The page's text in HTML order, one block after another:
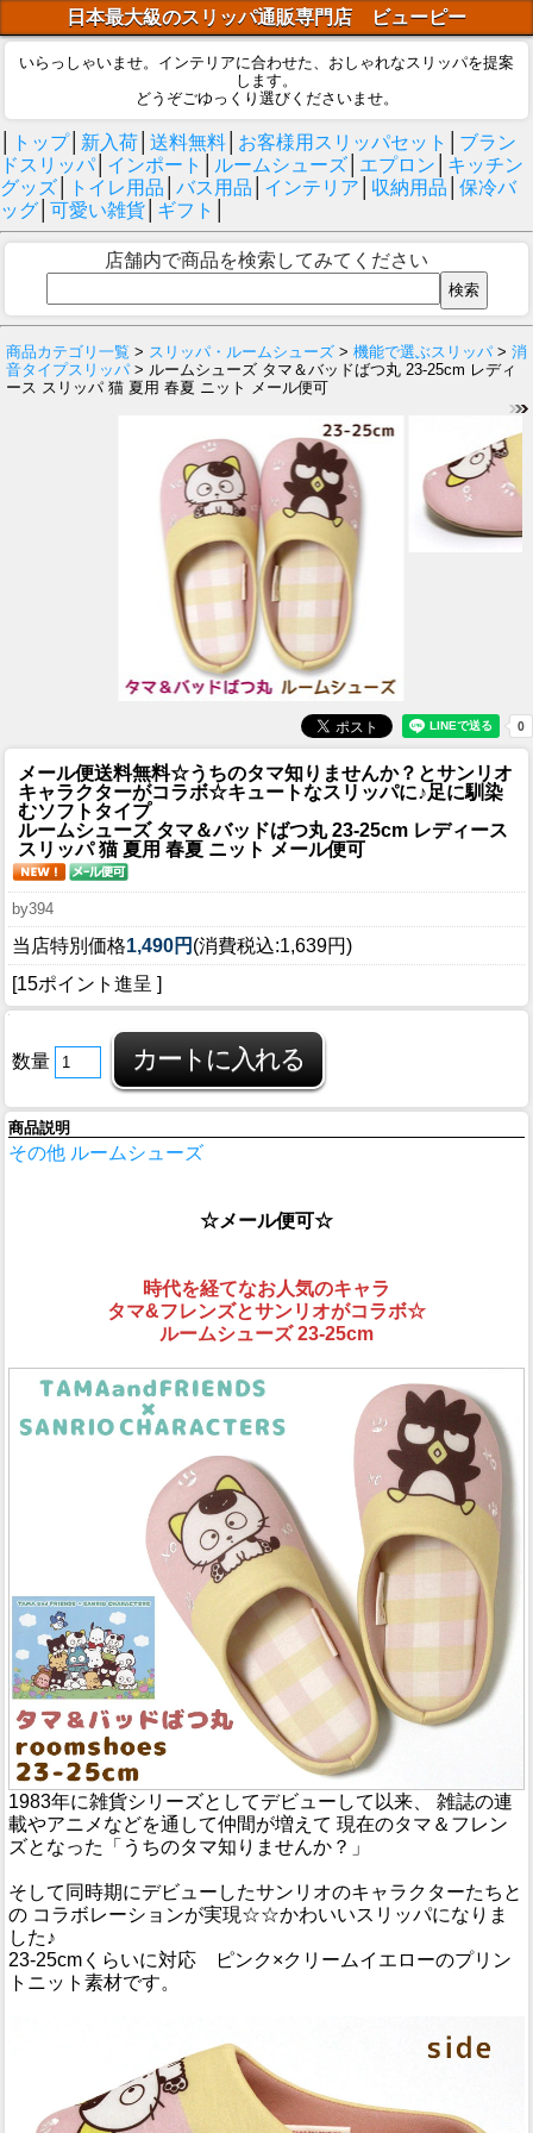
日本最大級のスリッパ通販専門店 ビューピー
いらっしゃいませ。インテリアに合わせた、おしゃれなスリッパを提案
します。
どうぞごゆっくり選びくださいませ。
トップ│ 新入荷 送料無料 お客様用スリッパセット
ブラン
ドスリッパ│ インポート ルームシューズ エプロン
キッチン
グッズ
トイレ用品 バス用品 インテリア 収納用品
保冷バ
ッグ 可愛い雑貨 ギフト
店舗内で商品を検索してみてください
商品カテゴリ一覧 > スリッパ・ルームシューズ > 機能で選ぶスリッパ > 消
音タイプスリッパ > ルームシューズ タマ＆バッドばつ丸 23-25cm レディ
ース スリッパ 猫 夏用 春夏 ニット メール便可
メール便送料無料☆うちのタマ知りませんか？とサンリオ
キャラクターがコラボ☆キュートなスリッパに♪足に馴染
むソフトタイプ
ルームシューズ タマ＆バッドばつ丸 23-25cm レディース
スリッパ 猫 夏用 春夏 ニット メール便可
by394
当店特別価格1,490円 (消費税込:1,639円)
[15ポイント進呈 ]
数量
商品説明
その他 ルームシューズ
☆メール便可☆
時代を経てなお人気のキャラ
タマ&フレンズとサンリオがコラボ☆
ルームシューズ 23-25cm
1983年に雑貨シリーズとしてデビューして以来、 雑誌の連
載やアニメなどを通して仲間が増えて 現在のタマ＆フレン
ズとなった「うちのタマ知りませんか？」
そして同時期にデビューしたサンリオのキャラクターたちと
の コラボレーションが実現☆☆かわいいスリッパになりま
した♪
23-25cmくらいに対応 ピンク×クリームイエローのプリン
トニット素材です。